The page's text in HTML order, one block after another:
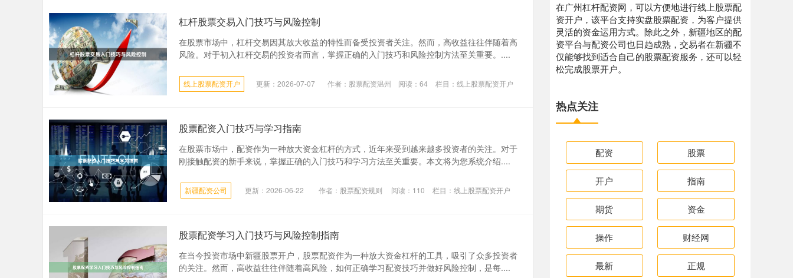
杠杆股票交易入门技巧与风险控制
在股票市场中，杠杆交易因其放大收益的特性而备受投资者关注。然而，高收益往往伴随着高
风险。对于初入杠杆交易的投资者而言，掌握正确的入门技巧和风险控制方法至关重要。....
线上股票配资开户 更新：2026-07-07 作者：股票配资温州 阅读：64 栏目：线上股票配资开户
股票配资入门技巧与学习指南
在股票市场中，配资作为一种放大资金杠杆的方式，近年来受到越来越多投资者的关注。对于
刚接触配资的新手来说，掌握正确的入门技巧和学习方法至关重要。本文将为您系统介绍....
新疆配资公司 更新：2026-06-22 作者：股票配资规则 阅读： 110 栏目：线上股票配资开户
股票配资学习入门技巧与风险控制指南
在当今投资市场中新疆股票开户，股票配资作为一种放大资金杠杆的工具，吸引了众多投资者
的关注。然而，高收益往往伴随着高风险，如何正确学习配资技巧并做好风险控制，是每....
在广州杠杆配资网，可以方便地进行线上股票配
资开户，该平台支持实盘股票配资，为客户提供
灵活的资金运用方式。除此之外，新疆地区的配
资平台与配资公司也日趋成熟，交易者在新疆不
仅能够找到适合自己的股票配资服务，还可以轻
松完成股票开户。
热点关注
配资 股票
开户 指南
期货 资金
操作 财经网
最新 正规